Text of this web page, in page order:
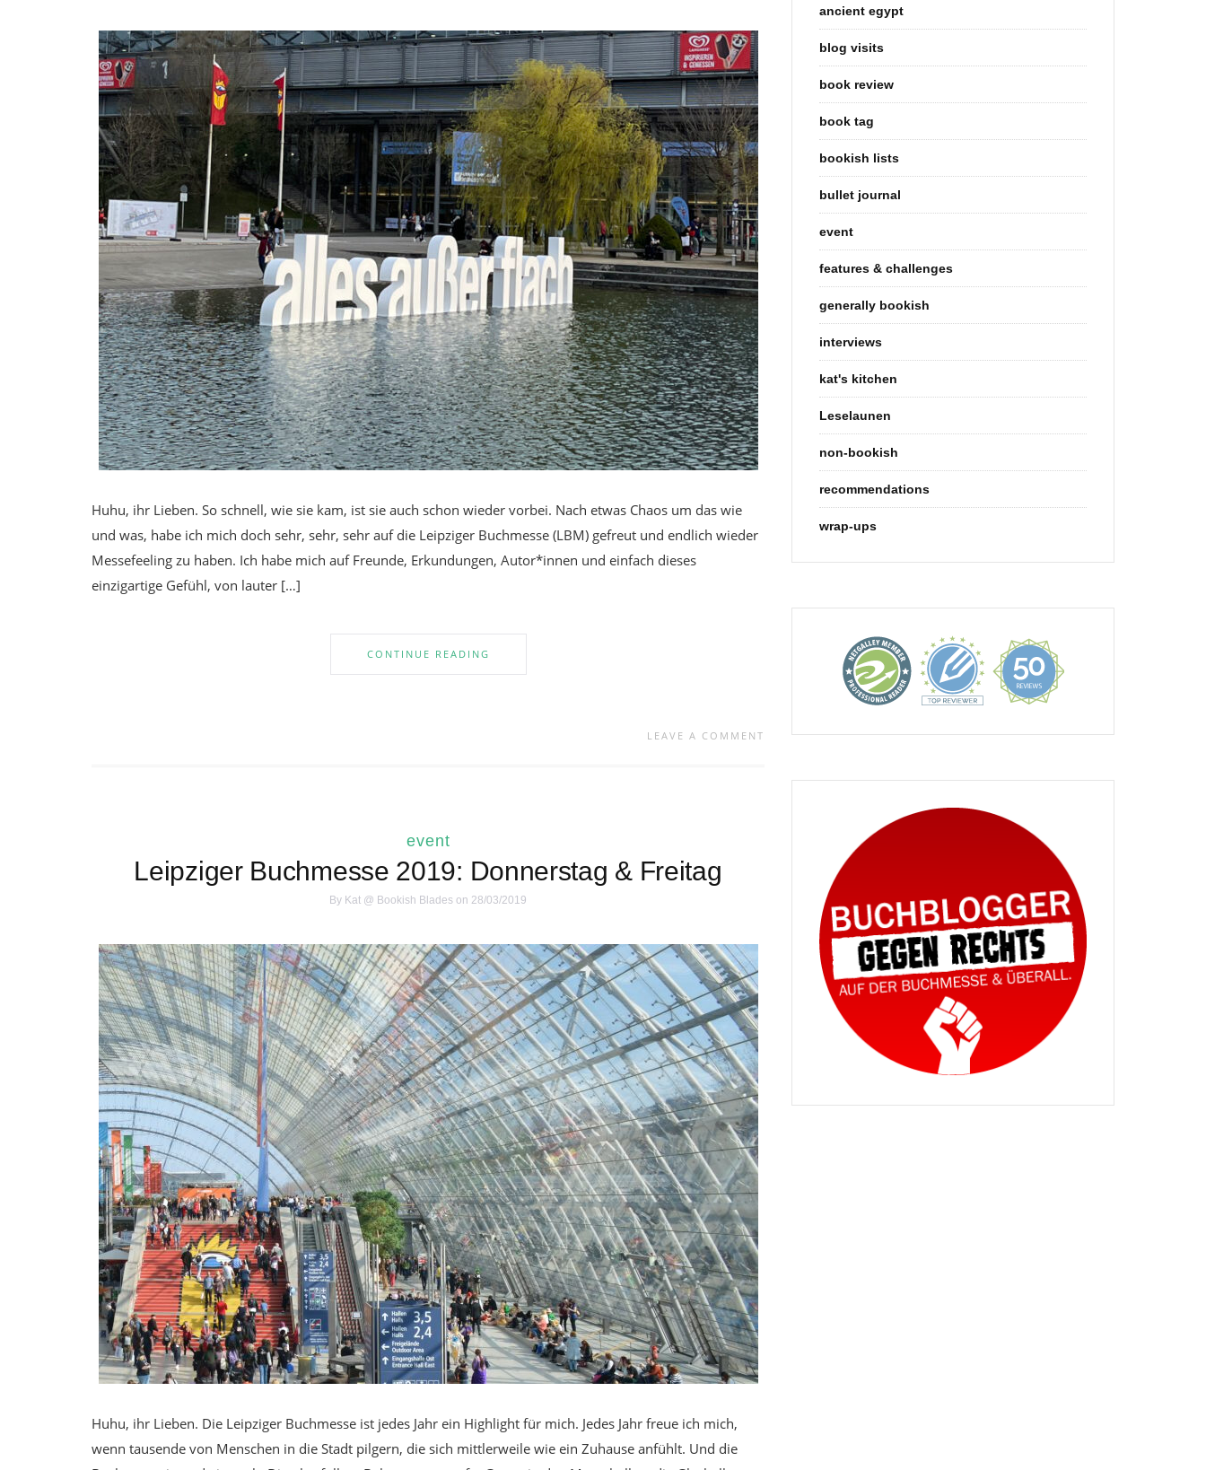
Huhu, ihr Lieben. So schnell, wie sie kam, ist sie auch schon wieder vorbei. Nach etwas Chaos um das wie
und was, habe ich mich doch sehr, sehr, sehr auf die Leipziger Buchmesse (LBM) gefreut und endlich wieder
Messefeeling zu haben. Ich habe mich auf Freunde, Erkundungen, Autor*innen und einfach dieses
einzigartige Gefühl, von lauter […]
CONTINUE READING
LEAVE A COMMENT
event
Leipziger Buchmesse 2019: Donnerstag & Freitag
By Kat @ Bookish Blades on 28/03/2019
Huhu, ihr Lieben. Die Leipziger Buchmesse ist jedes Jahr ein Highlight für mich. Jedes Jahr freue ich mich,
wenn tausende von Menschen in die Stadt pilgern, die sich mittlerweile wie ein Zuhause anfühlt. Und die
ancient egypt
blog visits
book review
book tag
bookish lists
bullet journal
event
features & challenges
generally bookish
interviews
kat's kitchen
Leselaunen
non-bookish
recommendations
wrap-ups